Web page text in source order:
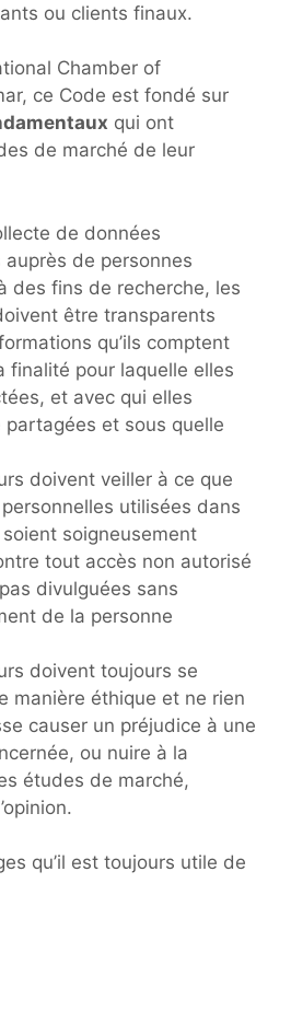
ou clients finaux.
Chamber of
ce Code est fondé sur
qui ont
de marché de leur
de données
auprès de personnes
des fins de recherche, les
être transparents
qu’ils comptent
finalité pour laquelle elles
et avec qui elles
partagées et sous quelle
doivent veiller à ce que
utilisées dans
soigneusement
tout accès non autorisé
divulguées sans
de la personne
doivent toujours se
manière éthique et ne rien
causer un préjudice à une
ou nuire à la
études de marché,
qu’il est toujours utile de